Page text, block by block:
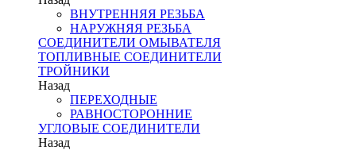
ВНУТРЕННЯЯ РЕЗЬБА
НАРУЖНЯЯ РЕЗЬБА
СОЕДИНИТЕЛИ ОМЫВАТЕЛЯ
ТОПЛИВНЫЕ СОЕДИНИТЕЛИ
ТРОЙНИКИ
Назад
ПЕРЕХОДНЫЕ
РАВНОСТОРОННИЕ
УГЛОВЫЕ СОЕДИНИТЕЛИ
Назад